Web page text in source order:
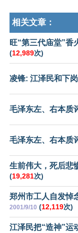
相关文章：
旺“第三代庙堂”
(12,989次)
凌锋: 江泽民和下
毛泽东左、右本质
毛泽东左、右本质
生前伟大，死后悲
(19,281次)
郑州市工人自发悼
2001/9/10 (12,119次)
江泽民把“造神”运